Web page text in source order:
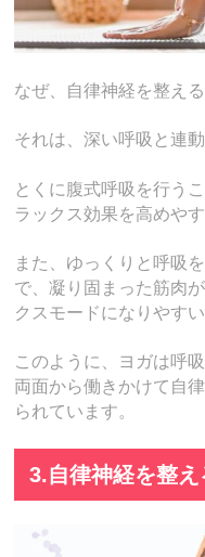
なぜ、自律神経を整え
それは、深い呼吸と連
とくに腹式呼吸を行う
ラックス効果を高めや
また、ゆっくりと呼吸
で、凝り固まった筋肉
クスモードになりやすい
このように、ヨガは呼
両面から働きかけて自
られています。
3.自律神経を整